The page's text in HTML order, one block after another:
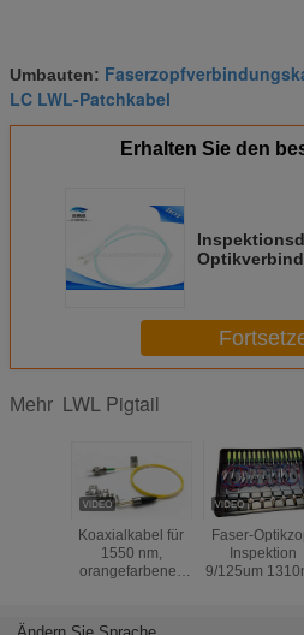
Umbauten:
LC LWL-Patchkabel
Erhalten Sie den
Mehr LWL Pigtail
Koaxialkabel für
1550 nm,
orangefarbenes
Faser-
Inspektion
9/125um